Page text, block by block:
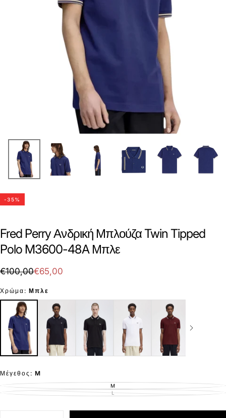
-35%
Fred Perry Ανδρική Μπλούζα Twin Tipped
Polo M3600-48A Μπλε
€65,00
Τιμή
€100,00Τιμή
έκπτωση
€65,00
Χρώμα: Μπλε
Μέγεθος: M
MΕΚΤΌΣ
ΑΠΟΘΈΜΑΤΟΣ
LΕΚΤΌΣ